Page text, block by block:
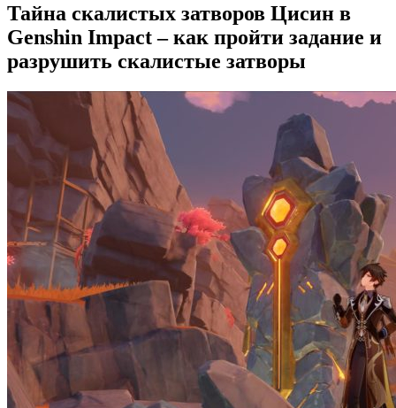
Тайна скалистых затворов Цисин в
Genshin Impact – как пройти задание и
разрушить скалистые затворы